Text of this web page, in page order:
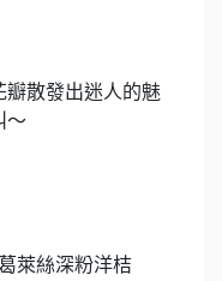
瓣散發出迷人的魅
～
萊絲深粉洋桔